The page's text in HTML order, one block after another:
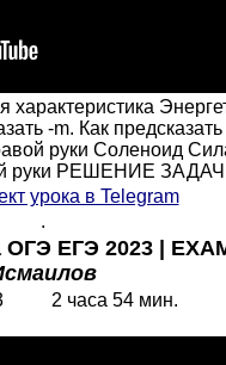
-m. Как
руки Соленоид
руки РЕШЕНИЕ
урока в Telegram
.
ОГЭ ЕГЭ 2023 |
2 часа 54 мин.